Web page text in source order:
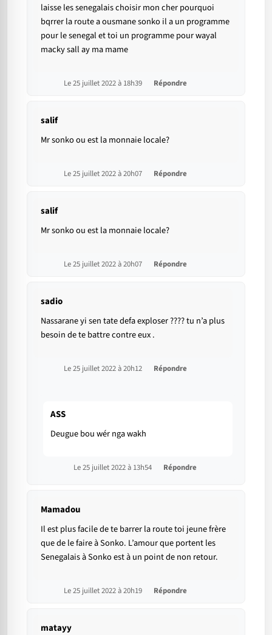
laisse les senegalais choisir mon cher pourquoi
bqrrer la route a ousmane sonko il a un programme
pour le senegal et toi un programme pour wayal
macky sall ay ma mame
Le 25 juillet 2022 à 18h39 Répondre
salif
Mr sonko ou est la monnaie locale?
Le 25 juillet 2022 à 20h07 Répondre
salif
Mr sonko ou est la monnaie locale?
Le 25 juillet 2022 à 20h07 Répondre
sadio
Nassarane yi sen tate defa exploser ???? tu n’a plus
besoin de te battre contre eux .
Le 25 juillet 2022 à 20h12 Répondre
ASS
Deugue bou wér nga wakh
Le 25 juillet 2022 à 13h54 Répondre
Mamadou
Il est plus facile de te barrer la route toi jeune frère
que de le faire à Sonko. L’amour que portent les
Senegalais à Sonko est à un point de non retour.
Le 25 juillet 2022 à 20h19 Répondre
matayy